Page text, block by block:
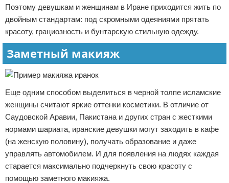
Поэтому девушкам и женщинам в Иране приходится жить по
двойным стандартам: под скромными одеяниями прятать
красоту, грациозность и бунтарскую стильную одежду.
Заметный макияж
Еще одним способом выделиться в черной толпе исламские
женщины считают яркие оттенки косметики. В отличие от
Саудовской Аравии, Пакистана и других стран с жесткими
нормами шариата, иранские девушки могут заходить в кафе
(на женскую половину), получать образование и даже
управлять автомобилем. И для появления на людях каждая
старается максимально подчеркнуть свою красоту с
помощью заметного макияжа.